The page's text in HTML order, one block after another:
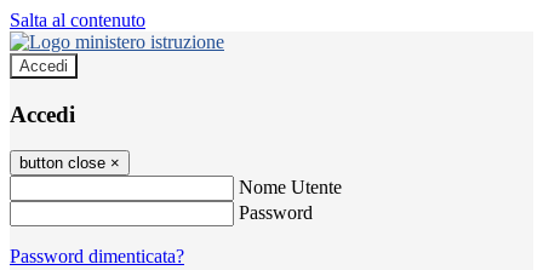
Salta al contenuto
Accedi
Accedi
button close ×
Nome Utente
Password
Password dimenticata?